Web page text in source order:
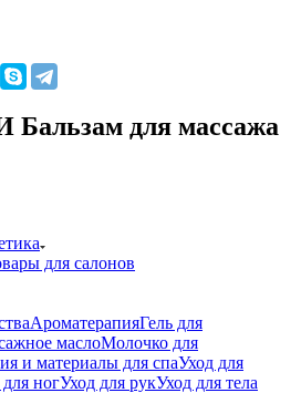
Бальзам для массажа
для салонов
АроматерапияГель для
маслоМолочко для
и материалы для спаУход для
ногУход для рукУход для тела